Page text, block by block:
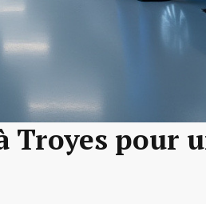
Troyes pour